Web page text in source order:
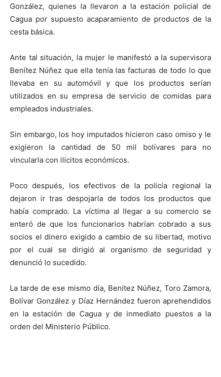
González, quienes la llevaron a la estación policial de
Cagua por supuesto acaparamiento de productos de la
cesta básica.
Ante tal situación, la mujer le manifestó a la supervisora
Benítez Núñez que ella tenía las facturas de todo lo que
llevaba en su automóvil y que los productos serían
utilizados en su empresa de servicio de comidas para
empleados industriales.
Sin embargo, los hoy imputados hicieron caso omiso y le
exigieron la cantidad de 50 mil bolívares para no
vincularla con ilícitos económicos.
Poco después, los efectivos de la policía regional la
dejaron ir tras despojarla de todos los productos que
había comprado. La víctima al llegar a su comercio se
enteró de que los funcionarios habrían cobrado a sus
socios el dinero exigido a cambio de su libertad, motivo
por el cual se dirigió al organismo de seguridad y
denunció lo sucedido.
La tarde de ese mismo día, Benítez Núñez, Toro Zamora,
Bolívar González y Díaz Hernández fueron aprehendidos
en la estación de Cagua y de inmediato puestos a la
orden del Ministerio Público.